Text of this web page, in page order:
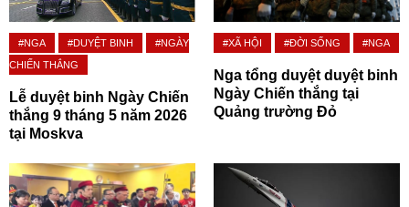
#NGA #DUYỆT BINH
#NGÀY
CHIẾN THẮNG
Lễ duyệt binh Ngày Chiến
thắng 9 tháng 5 năm 2026
tại Moskva
#XÃ HỘI #ĐỜI SỐNG #NGA
Nga tổng duyệt duyệt binh
Ngày Chiến thắng tại
Quảng trường Đỏ